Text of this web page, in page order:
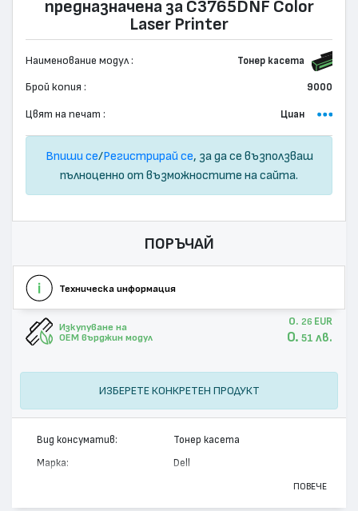
предназначена за C3765DNF Color
Laser Printer
Наименование модул : Тонер касета
Брой копия : 9000
Цвят на печат : Циан
Впиши се/Регистрирай се, за да се възползваш
пълноценно от възможностите на сайта.
ПОРЪЧАЙ
Техническа информация
Изкупуване на
OEM върджин модул
0. 26 EUR
0. 51 лв.
ИЗБЕРЕТЕ КОНКРЕТЕН ПРОДУКТ
Вид консуматив: Тонер касета
Марка: Dell
ПОВЕЧЕ